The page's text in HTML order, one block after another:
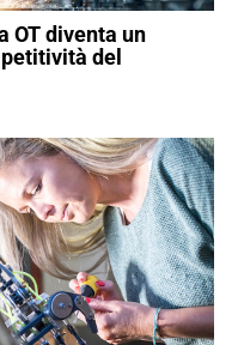
OT diventa un
del